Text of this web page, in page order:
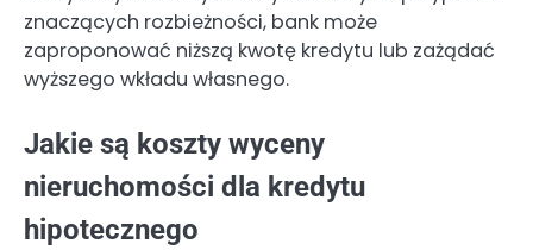
znaczących rozbieżności, bank może
zaproponować niższą kwotę kredytu lub zażądać
wyższego wkładu własnego.
Jakie są koszty wyceny
nieruchomości dla kredytu
hipotecznego